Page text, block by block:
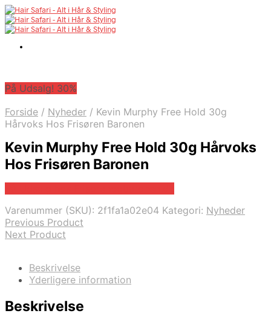
På Udsalg! 30%
Forside / Nyheder / Kevin Murphy Free Hold 30g
Hårvoks Hos Frisøren Baronen
Kevin Murphy Free Hold 30g Hårvoks
Hos Frisøren Baronen
Varenummer (SKU): 2f1fa1a02e04 Kategori: Nyheder
Previous Product
Next Product
Beskrivelse
Yderligere information
Beskrivelse